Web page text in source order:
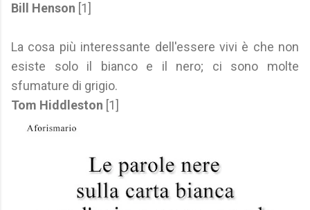
Bill Henson [1]
La cosa più interessante dell'essere vivi è che non
esiste solo il bianco e il nero; ci sono molte
sfumature di grigio.
Tom Hiddleston [1]